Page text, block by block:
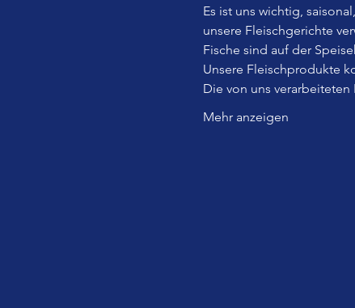
Es ist uns wichtig,
unsere Fleischgerichte
Fische sind auf der
Unsere Fleischprodukte
Die von uns
Mehr anzeigen